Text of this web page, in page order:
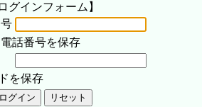
ログインフォーム】
話番号を保存
を保存